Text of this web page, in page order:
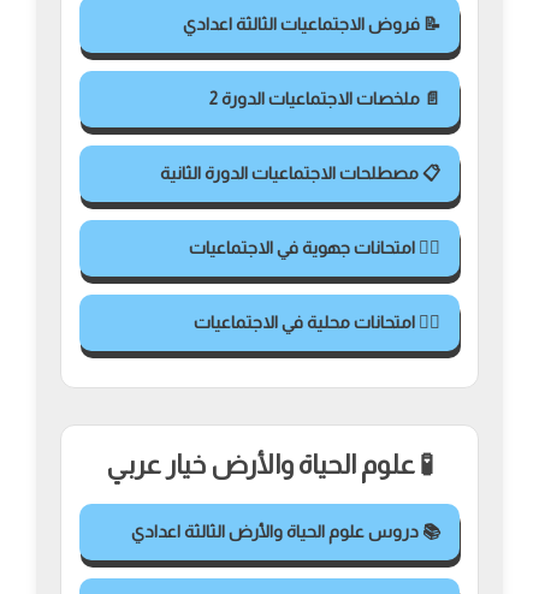
📝 فروض الاجتماعيات الثالثة اعدادي
📄 ملخصات الاجتماعيات الدورة 2
📋 مصطلحات الاجتماعيات الدورة الثانية
✍🏻 امتحانات جهوية في الاجتماعيات
✍🏻 امتحانات محلية في الاجتماعيات
🧪 علوم الحياة والأرض خيار عربي
📚 دروس علوم الحياة والأرض الثالثة اعدادي